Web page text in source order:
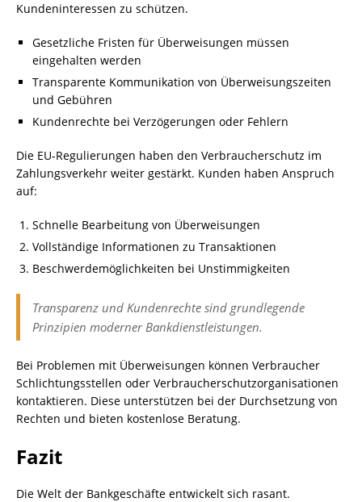
Kundeninteressen zu schützen.
Gesetzliche Fristen für Überweisungen müssen
eingehalten werden
Transparente Kommunikation von Überweisungszeiten
und Gebühren
Kundenrechte bei Verzögerungen oder Fehlern
Die EU-Regulierungen haben den Verbraucherschutz im
Zahlungsverkehr weiter gestärkt. Kunden haben Anspruch
auf:
Schnelle Bearbeitung von Überweisungen
Vollständige Informationen zu Transaktionen
Beschwerdemöglichkeiten bei Unstimmigkeiten
Transparenz und Kundenrechte sind grundlegende
Prinzipien moderner Bankdienstleistungen.
Bei Problemen mit Überweisungen können Verbraucher
Schlichtungsstellen oder Verbraucherschutzorganisationen
kontaktieren. Diese unterstützen bei der Durchsetzung von
Rechten und bieten kostenlose Beratung.
Fazit
Die Welt der Bankgeschäfte entwickelt sich rasant.